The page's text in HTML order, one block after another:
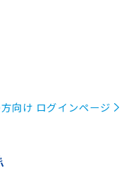
向け ログインページ